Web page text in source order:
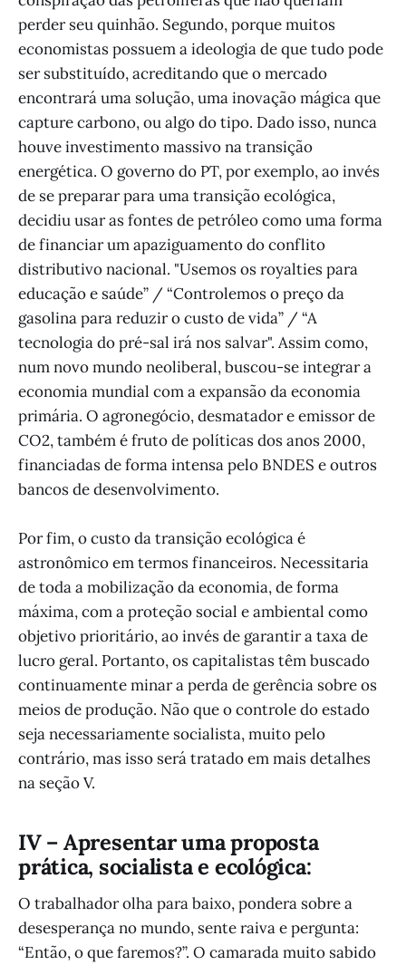
perder seu quinhão. Segundo, porque muitos
economistas possuem a ideologia de que tudo pode
ser substituído, acreditando que o mercado
encontrará uma solução, uma inovação mágica que
capture carbono, ou algo do tipo. Dado isso, nunca
houve investimento massivo na transição
energética. O governo do PT, por exemplo, ao invés
de se preparar para uma transição ecológica,
decidiu usar as fontes de petróleo como uma forma
de financiar um apaziguamento do conflito
distributivo nacional. "Usemos os royalties para
educação e saúde” / “Controlemos o preço da
gasolina para reduzir o custo de vida” / “A
tecnologia do pré-sal irá nos salvar". Assim como,
num novo mundo neoliberal, buscou-se integrar a
economia mundial com a expansão da economia
primária. O agronegócio, desmatador e emissor de
CO2, também é fruto de políticas dos anos 2000,
financiadas de forma intensa pelo BNDES e outros
bancos de desenvolvimento.
Por fim, o custo da transição ecológica é
astronômico em termos financeiros. Necessitaria
de toda a mobilização da economia, de forma
máxima, com a proteção social e ambiental como
objetivo prioritário, ao invés de garantir a taxa de
lucro geral. Portanto, os capitalistas têm buscado
continuamente minar a perda de gerência sobre os
meios de produção. Não que o controle do estado
seja necessariamente socialista, muito pelo
contrário, mas isso será tratado em mais detalhes
na seção V.
IV – Apresentar uma proposta
prática, socialista e ecológica:
O trabalhador olha para baixo, pondera sobre a
desesperança no mundo, sente raiva e pergunta:
“Então, o que faremos?”. O camarada muito sabido